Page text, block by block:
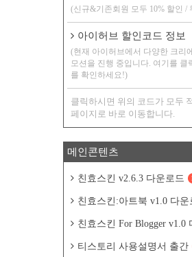
(신규&기존회원 모두 10% 할인 /
아이허브 할인코드 정보
(현재 아이허브에서 다양한 크리
모션을 진행 중입니다. 여기를 클
를 확인하세요!)
클릭하시면 위의 코드가 모두
페이지로 바로 이동합니다.
메인콘텐츠
친효스킨 v2.6.3 다운로드
친효스킨:아트북 v1.0 다운
친효스킨 For Blogger v1.0
티스토리 사용설명서 출간